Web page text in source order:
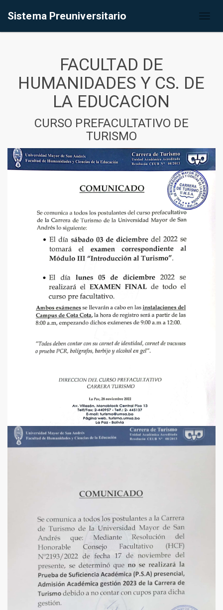
Sistema Preuniversitario
FACULTAD DE
HUMANIDADES Y CS. DE
LA EDUCACION
CURSO PREFACULTATIVO DE
TURISMO